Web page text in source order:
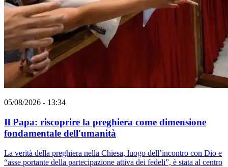
05/08/2026 - 13:34
Il Papa: riscoprire la preghiera come dimensione
fondamentale dell'umanità
La verità della preghiera nella Chiesa, luogo dell’incontro con Dio e
“asse portante della partecipazione attiva dei fedeli”, è stata al centro